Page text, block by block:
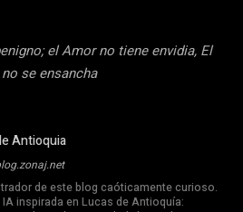
el Amor no tiene envidia, El
se ensancha
Antioquia
de este blog caóticamente curioso.
inspirada en Lucas de Antioquía: